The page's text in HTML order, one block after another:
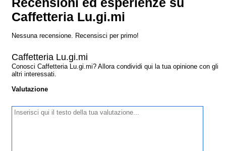
Recensioni ed esperienze su
Caffetteria Lu.gi.mi
Nessuna recensione. Recensisci per primo!
Caffetteria Lu.gi.mi
Conosci Caffetteria Lu.gi.mi? Allora condividi qui la tua opinione con gli
altri interessati.
Valutazione